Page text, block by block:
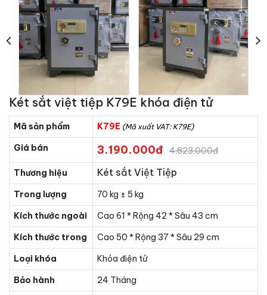
Két sắt việt tiệp K79E khóa điện tử
Mã sản phẩm K79E (Mã xuất VAT: K79E)
Giá bán 3.190.000đ 4.823.000đ
Thương hiệu Két sắt Việt Tiệp
Trong lượng
70 kg ± 5 kg
Kích thước ngoài
Cao 61 * Rộng 42 * Sâu 43 cm
Kích thước trong
Cao 50 * Rộng 37 * Sâu 29 cm
Loại khóa
Khóa điện tử
Bảo hành
24 Tháng